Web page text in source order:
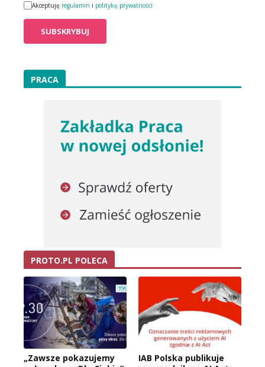
Akceptuję regulamin i politykę prywatności
PRACA
PROTO.PL POLECA
„Zawsze pokazujemy
IAB Polska publikuje